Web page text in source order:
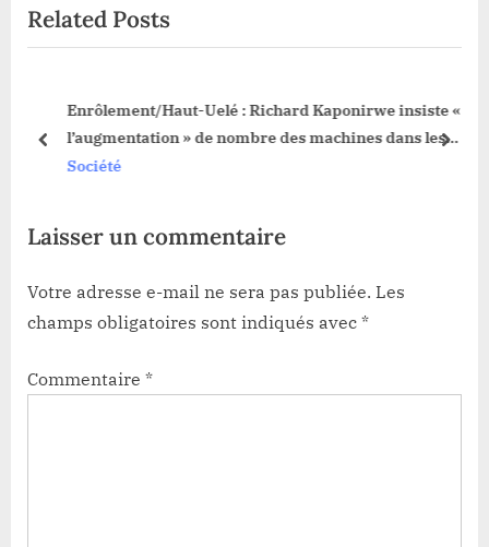
s
P
t
P
o
Related Posts
Enrôlement/Haut-Uelé : Richard Kaponirwe insiste «
l’augmentation » de nombre des machines dans les
centres d’inscription
Société
prev next
Laisser un commentaire
Votre adresse e-mail ne sera pas publiée. Les
champs obligatoires sont indiqués avec *
Commentaire *